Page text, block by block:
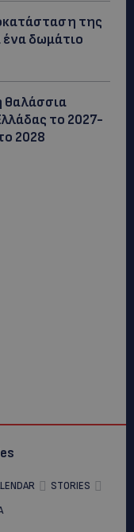
της
ένα δωμάτιο
θαλάσσια
το 2027-
2028
STORIES